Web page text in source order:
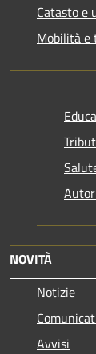
Catasto e
Mobilità e
NOVITÀ
Notizie
Avvisi